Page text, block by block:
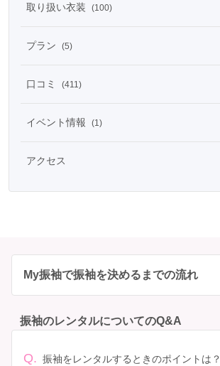
取り扱い衣装 (100)
プラン (5)
口コミ (411)
イベント情報 (1)
アクセス
My振袖で振袖を決めるまでの流れ
振袖のレンタルについてのQ&A
Q. 振袖をレンタルするときのポイントは？